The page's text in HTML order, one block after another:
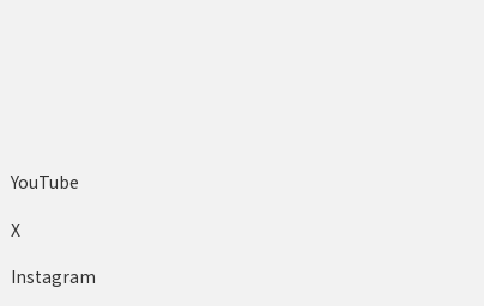
YouTube
X
Instagram